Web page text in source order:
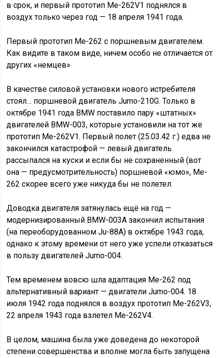
в срок, и первый прототип Me-262V1 поднялся в
воздух только через год — 18 апреля 1941 года.
Первый прототип Me-262 с поршневым двигателем.
Как видите в таком виде, ничем особо не отличается от
других «немцев»
В качестве силовой установки нового истребителя
стоял… поршневой двигатель Jumo-210G. Только в
октябре 1941 года BMW поставило пару «штатных»
двигателей BMW-003, которые установили на тот же
прототип Me-262V1. Первый полет (25.03.42 г.) едва не
закончился катастрофой — левый двигатель
рассыпался на куски и если бы не сохраненный (вот
она — предусмотрительность) поршневой «юмо», Me-
262 скорее всего уже никуда бы не полетел.
Доводка двигателя затянулась ещё на год —
модернизированный BMW-003A закончил испытания
(на переоборудованном Ju-88A) в октябре 1943 года,
однако к этому времени от него уже успели отказаться
в пользу двигателей Jumo-004.
Тем временем вовсю шла адаптация Me-262 под
альтернативный вариант — двигатели Jumo-004. 18
июля 1942 года поднялся в воздух прототип Me-262V3,
22 апреля 1943 года взлетел Me-262V4.
В целом, машина была уже доведена до некоторой
степени совершенства и вполне могла быть запущена